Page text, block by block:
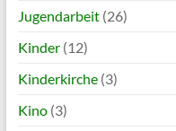
Jugendarbeit(26)
Kinder(12)
Kinderkirche(3)
Kino(3)